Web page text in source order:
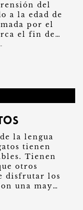
del
a la edad de
por el
el fin de
la lengua
tienen
Tienen
otros
disfrutar los
una mayor